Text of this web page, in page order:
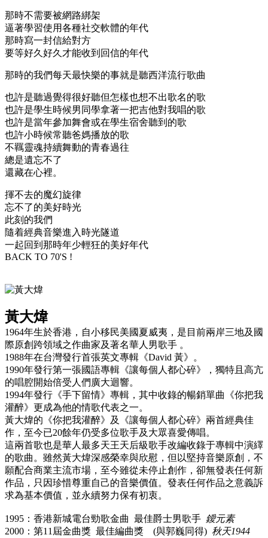
那時不需要被網路綁架
逼著學習使用各種社交軟體的年代
那時寫一封信給對方
要等好久好久才能收到回信的年代
那時的我們每天最快樂的事就是聽西洋流行歌曲
也許是聽過覺得很好聽但怎樣也想不出歌名的歌
也許是學生時候男同學拿著一把吉他對我唱的歌
也許是當年參加舞會或在學生宿舍聽到的歌
也許小時候常聽爸媽播放的歌
不羈靈魂持續舞動的青春過往
總是遺忘不了
還藏在心裡。
揮不去的魔幻旋律
忘不了的美好時光
此刻的我們
隨着經典音樂進入時光隧道
一起回到那時年少輕狂的美好年代
BACK TO 70'S !
黃大煒
1964年生於香港，自小移民美國夏威夷，是目前兩岸三地及國
際原創跨領域之作曲家及著名華人男歌手 。
1988年在台灣發行首張英文專輯《David 黃》。
1990年發行第一張國語專輯《讓每個人都心碎》，獨特且高亢
的唱腔開始倍受人們廣大迴響。
1994年發行《手下留情》專輯，其中收錄的暢銷單曲《你把我
灌醉》更成為他的情歌代表之一。
黃大煒的《你把我灌醉》及《讓每個人都心碎》兩首經典佳
作，至今已20餘年仍受多位歌手及大眾喜愛傳唱。
這兩首歌也是華人最多天王天后級歌手改編收錄于專輯中演繹
的歌曲。雖然黃大煒深感榮幸與欣慰，但以堅持音樂原創，不
願配合商業主流市場，至今雖從未停止創作，卻無發表任何新
作品，只因珍惜尊重自己的音樂價值。發表任何作品之意義訴
求為基本價值，並永續努力保有初衷。
1995：香港新城電台勁歌金曲 最佳爵士男歌手 鑀元素
2000：第11屆金曲獎 最佳編曲獎 (與郭巍同得) 秋天1944